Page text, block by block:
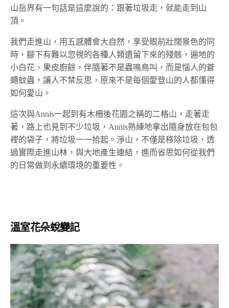
山岳界有一句話是這麼說的：跟著垃圾走，就能走到山
頂。
我們走進山，用五感體會大自然，享受眼前壯闊景色的同
時，腳下有難以忽視的各種人類遺留下來的殘骸，遍地的
小白花、果皮廚餘，伴隨著不是蟲鳴鳥叫，而是惱人的蒼
蠅蚊蟲，讓人不禁反思，原來不是每個愛登山的人都懂得
如何愛山。
這次與Annis一起到有木柵後花園之稱的二格山，走著走
著，路上也見到不少垃圾，Annis熟練地拿出隨身放在包包
裡的袋子，將垃圾一一拾起。淨山，不僅是移除垃圾，透
過實際走進山林，與大地產生連結，進而省思如何從我們
的日常做到永續環境的重要性。
溫室花朵蛻變記